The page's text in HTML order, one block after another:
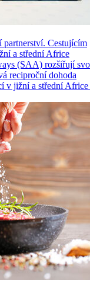
Cestujícím
a střední Africe
(SAA) rozšiřují
reciproční dohoda
v jižní a střední Africe